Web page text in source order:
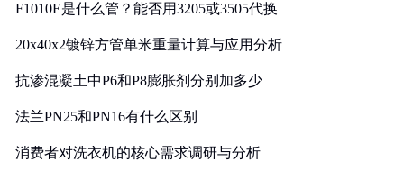
F1010E是什么管？能否用3205或3505代换
20x40x2镀锌方管单米重量计算与应用分析
抗渗混凝土中P6和P8膨胀剂分别加多少
法兰PN25和PN16有什么区别
消费者对洗衣机的核心需求调研与分析